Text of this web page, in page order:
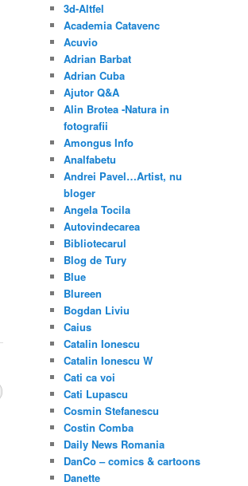
3d-Altfel
Academia Catavenc
Acuvio
Adrian Barbat
Adrian Cuba
Ajutor Q&A
Alin Brotea -Natura in
fotografii
Amongus Info
Analfabetu
Andrei Pavel…Artist, nu
bloger
Angela Tocila
Autovindecarea
Bibliotecarul
Blog de Tury
Blue
Blureen
Bogdan Liviu
Caius
Catalin Ionescu
Catalin Ionescu W
Cati ca voi
Cati Lupascu
Cosmin Stefanescu
Costin Comba
Daily News Romania
DanCo – comics & cartoons
Danette